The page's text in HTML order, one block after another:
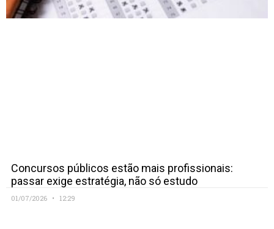
Concursos públicos estão mais profissionais:
passar exige estratégia, não só estudo
01/07/2026 12:29